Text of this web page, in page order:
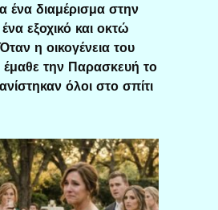
ένα διαμέρισμα στην
εξοχικό και οκτώ
η οικογένεια του
την Παρασκευή το
όλοι στο σπίτι